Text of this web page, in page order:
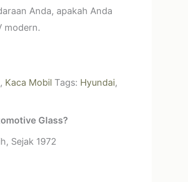
Anda, apakah Anda
modern.
, Kaca Mobil Tags: Hyundai,
Glass?
Sejak 1972